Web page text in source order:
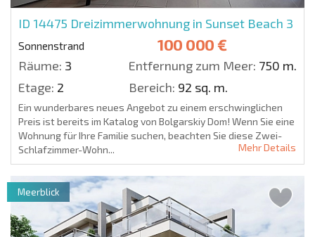
ID 14475 Dreizimmerwohnung in Sunset Beach 3
Sonnenstrand 100 000 €
Räume: 3 Entfernung zum Meer: 750 m.
Etage: 2 Bereich: 92 sq. m.
Ein wunderbares neues Angebot zu einem erschwinglichen
Preis ist bereits im Katalog von Bolgarskiy Dom! Wenn Sie eine
Wohnung für Ihre Familie suchen, beachten Sie diese Zwei-
Schlafzimmer-Wohn...
Mehr Details
Meerblick